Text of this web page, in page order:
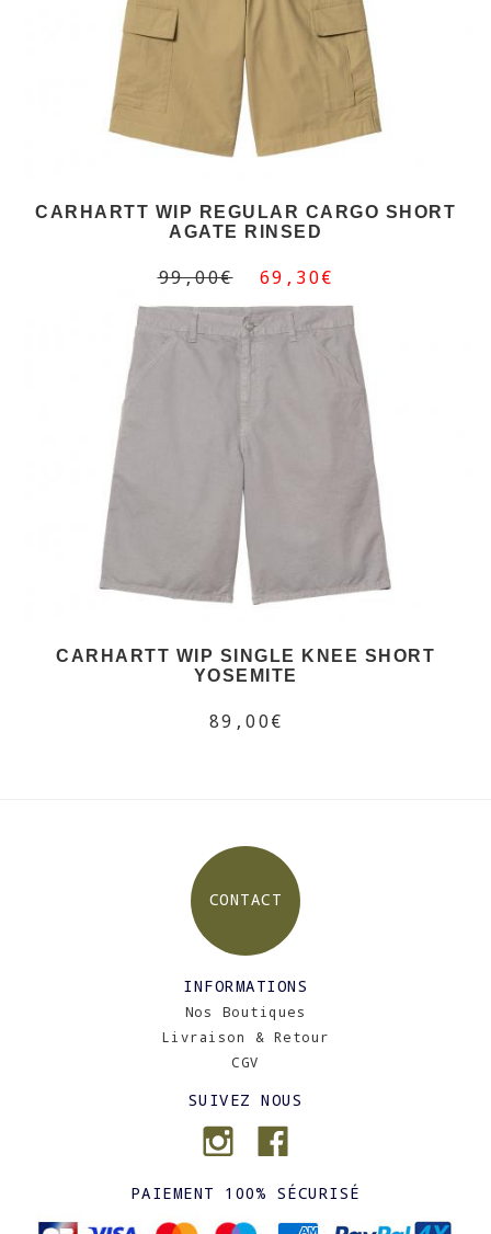
CARHARTT WIP REGULAR CARGO SHORT
AGATE RINSED
99,00€ 69,30€
CARHARTT WIP SINGLE KNEE SHORT
YOSEMITE
89,00€
CONTACT
INFORMATIONS
Nos Boutiques
Livraison & Retour
CGV
SUIVEZ NOUS
PAIEMENT 100% SÉCURISÉ